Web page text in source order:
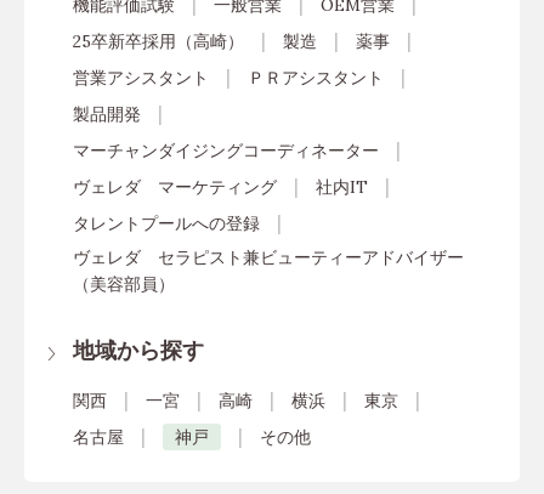
機能評価試験 一般営業
OEM営業
25卒新卒採用（高崎）
製造
薬事
営業アシスタント
ＰＲアシスタント
製品開発
マーチャンダイジングコーディネーター
ヴェレダ マーケティング
社内IT
タレントプールへの登録
ヴェレダ セラピスト兼ビューティーアドバイザー
（美容部員）
地域から探す
関西 一宮 高崎 横浜
東京
名古屋
神戸 その他